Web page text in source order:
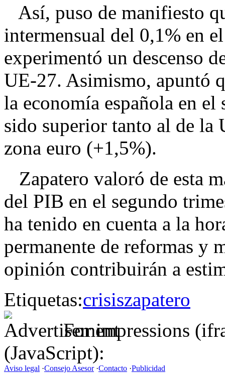
Así, puso de manifiesto
intermensual del 0,1% en
experimentó un descenso
UE-27. Asimismo, apuntó
la economía española en
sido superior tanto al de la
zona euro (+1,5%).
Zapatero valoró de esta
del PIB en el segundo
ha tenido en cuenta a la
permanente de reformas y
opinión contribuirán a
Etiquetas:crisiszapatero
For impressions
(JavaScript):
Aviso legal ·Consejo Asesor·Contacto ·Publicidad